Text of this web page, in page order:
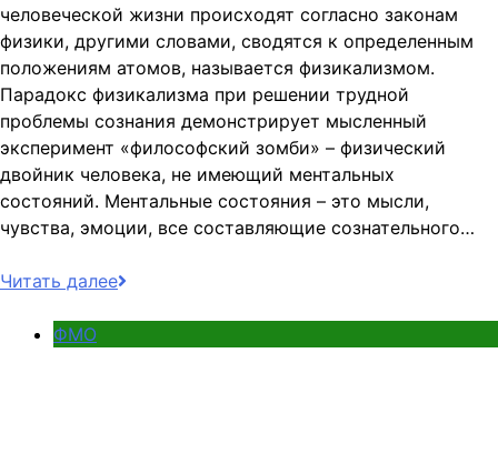
человеческой жизни происходят согласно законам
физики, другими словами, сводятся к определенным
положениям атомов, называется физикализмом.
Парадокс физикализма при решении трудной
проблемы сознания демонстрирует мысленный
эксперимент «философский зомби» – физический
двойник человека, не имеющий ментальных
состояний. Ментальные состояния – это мысли,
чувства, эмоции, все составляющие сознательного…
Читать далее
ФМО